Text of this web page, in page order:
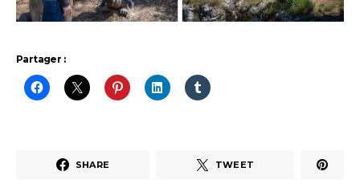
Partager :
SHARE TWEET